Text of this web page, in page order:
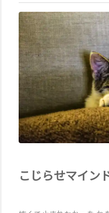
こじらせマイン